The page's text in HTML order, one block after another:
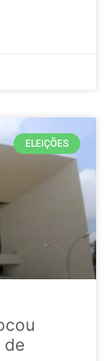
ELEIÇÕES
de